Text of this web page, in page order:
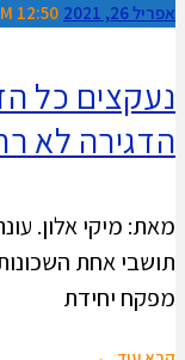
אפריל 26, 2021 12:50 PM
נעקצים כל
הדגירה לא
מאת: מיקי אלון.
תושבי אחת
מפקח יחידת